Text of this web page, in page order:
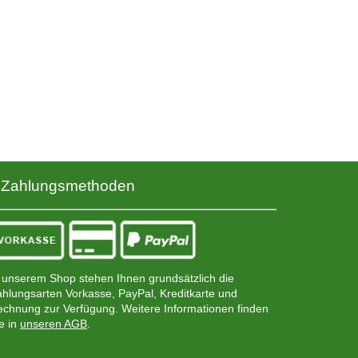
Zahlungsmethoden
unserem Shop stehen Ihnen grundsätzlich die
Vorkasse, PayPal, Kreditkarte und
zur Verfügung. Weitere Informationen finden
in unseren AGB